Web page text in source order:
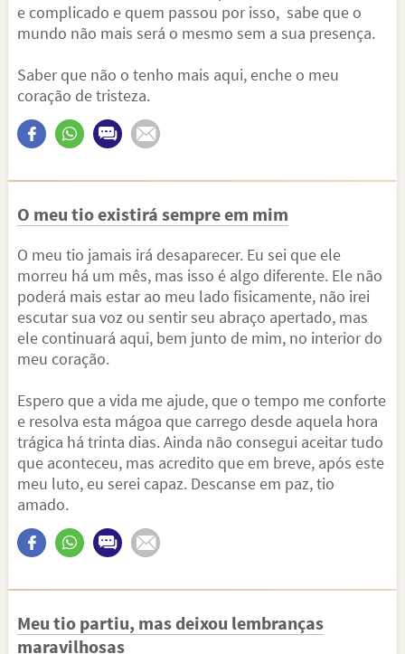
e complicado e quem passou por isso, sabe que o
mundo não mais será o mesmo sem a sua presença.
Saber que não o tenho mais aqui, enche o meu
coração de tristeza.
O meu tio existirá sempre em mim
O meu tio jamais irá desaparecer. Eu sei que ele
morreu há um mês, mas isso é algo diferente. Ele não
poderá mais estar ao meu lado fisicamente, não irei
escutar sua voz ou sentir seu abraço apertado, mas
ele continuará aqui, bem junto de mim, no interior do
meu coração.
Espero que a vida me ajude, que o tempo me conforte
e resolva esta mágoa que carrego desde aquela hora
trágica há trinta dias. Ainda não consegui aceitar tudo
que aconteceu, mas acredito que em breve, após este
meu luto, eu serei capaz. Descanse em paz, tio
amado.
Meu tio partiu, mas deixou lembranças
maravilhosas